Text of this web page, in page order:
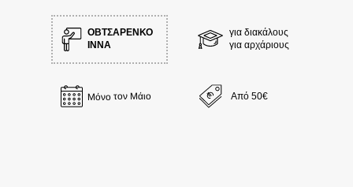
για διακάλους
για αρχάριους
ΟΒΤΣΑΡΕΝΚΟ
ΙΝΝΑ
Μόνο τον Μάιο Από 50€